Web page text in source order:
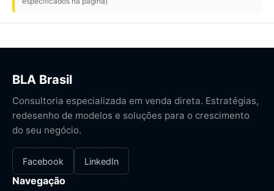
BLA Brasil
Consultoria especializada em venda direta. Estratégias,
redesenho de modelos e soluções para o crescimento
do seu negócio.
Facebook LinkedIn
Navegação